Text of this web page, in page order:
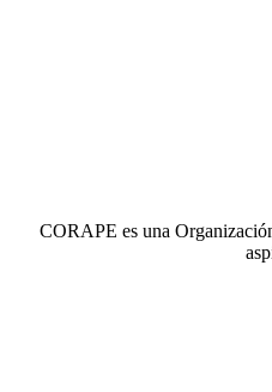
CORAPE es una